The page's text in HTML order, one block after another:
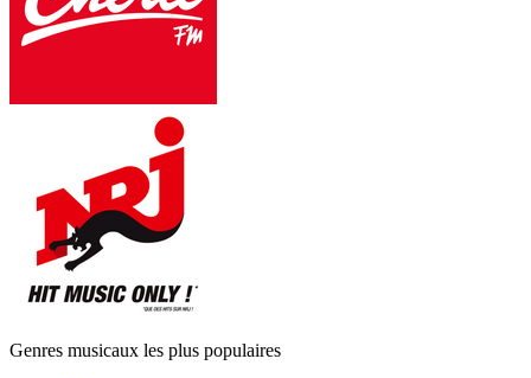
Genres musicaux les plus populaires